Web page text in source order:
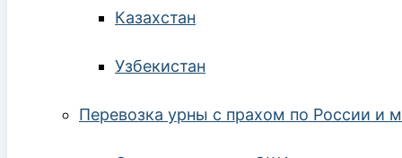
Казахстан
Узбекистан
Перевозка урны с прахом по России и